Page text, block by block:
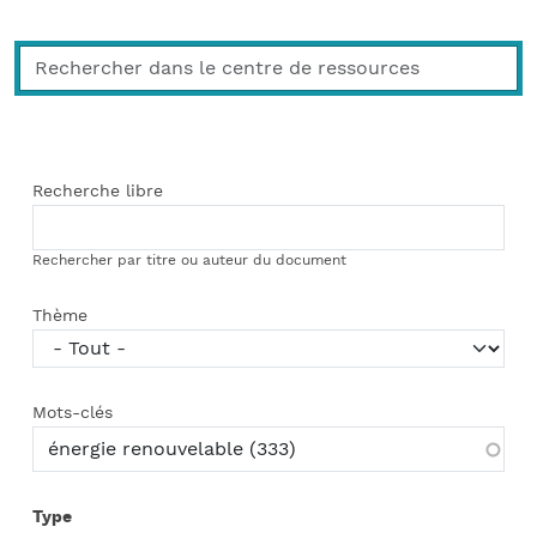
Recherche libre
Rechercher par titre ou auteur du document
Thème
Mots-clés
Type